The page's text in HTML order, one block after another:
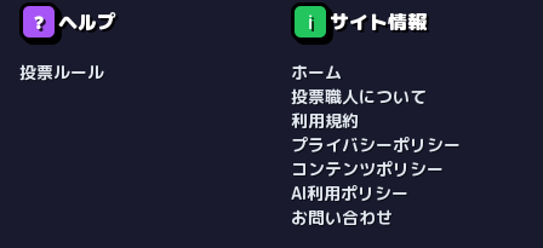
❓ ヘルプ
投票ルール
ℹ️ サイト情報
ホーム
投票職人について
利用規約
プライバシーポリシー
コンテンツポリシー
AI利用ポリシー
お問い合わせ